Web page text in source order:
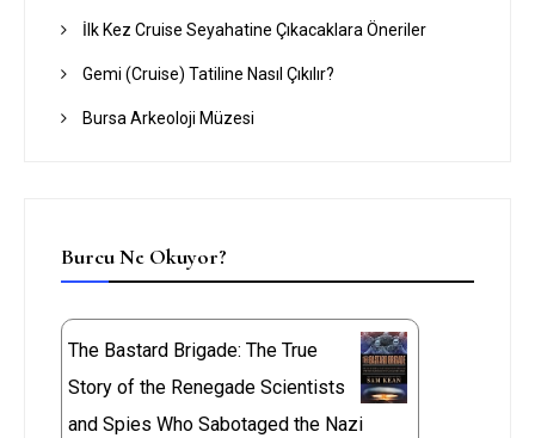
İlk Kez Cruise Seyahatine Çıkacaklara Öneriler
Gemi (Cruise) Tatiline Nasıl Çıkılır?
Bursa Arkeoloji Müzesi
Burcu Ne Okuyor?
The Bastard Brigade: The True
Story of the Renegade Scientists
and Spies Who Sabotaged the Nazi